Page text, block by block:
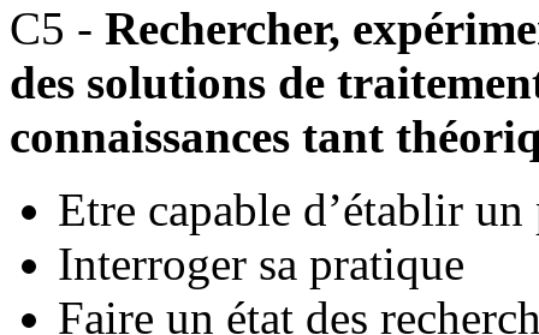
C5 - Rechercher,
des solutions de
connaissances tant
Etre capable d’établir
Interroger sa pratique
Faire un état des